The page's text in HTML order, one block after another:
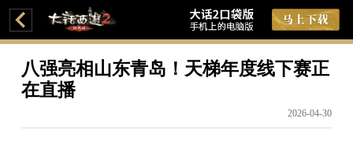
八强亮相山东青岛！天梯年度线下赛正
在直播
2026-04-30